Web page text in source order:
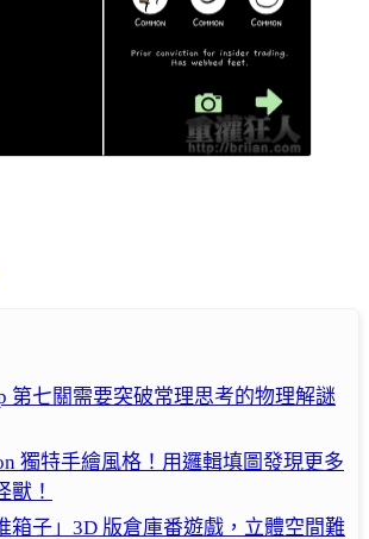
第七關需要突破常理思考的物理解謎
獨特手繪風格！用邏輯填圖發現更多
獸！
箱子」3D 版倉庫番遊戲，立體空間難